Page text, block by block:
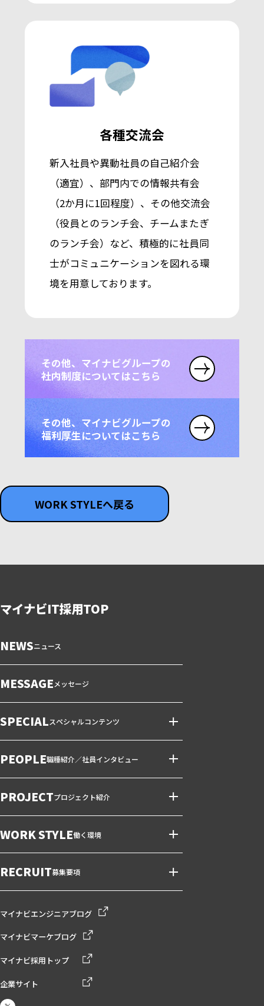
各種交流会
新入社員や異動社員の自己紹介会
（適宜）、部門内での情報共有会
（2か月に1回程度）、その他交流会
（役員とのランチ会、チームまたぎ
のランチ会）など、積極的に社員同
士がコミュニケーションを図れる環
境を用意しております。
その他、マイナビグループの
社内制度についてはこちら
その他、マイナビグループの
福利厚生についてはこちら
WORK STYLEへ戻る
マイナビIT採用TOP
NEWSニュース
MESSAGEメッセージ
SPECIALスペシャルコンテンツ
PEOPLE職種紹介／社員インタビュー
PROJECTプロジェクト紹介
WORK STYLE働く環境
RECRUIT募集要項
マイナビエンジニアブログ
マイナビマーケブログ
マイナビ採用トップ
企業サイト